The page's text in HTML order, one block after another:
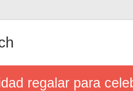
regalar para